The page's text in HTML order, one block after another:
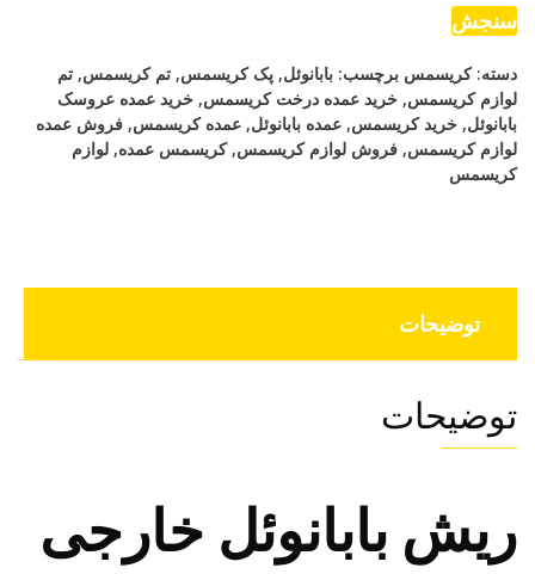
متری
سنجش
دسته:کریسمس برچسب: بابانوئل, پک کریسمس, تم کریسمس, تم
لوازم کریسمس, خرید عمده درخت کریسمس, خرید عمده عروسک
بابانوئل, خرید کریسمس, عمده بابانوئل, عمده کریسمس, فروش عمده
لوازم کریسمس, فروش لوازم کریسمس,کریسمس عمده, لوازم
کریسمس
توضیحات
توضیحات
ریش بابانوئل خارجی